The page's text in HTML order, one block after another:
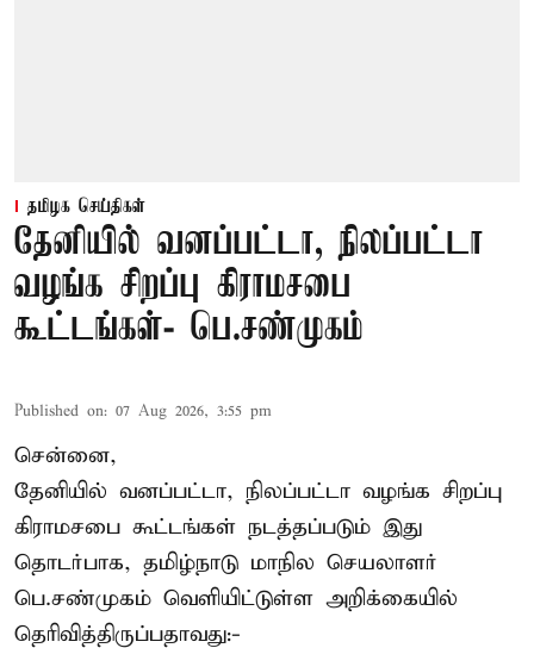
தமிழக செய்திகள்
தேனியில் வனப்பட்டா, நிலப்பட்டா
வழங்க சிறப்பு கிராமசபை
கூட்டங்கள்- பெ.சண்முகம்
Published on: 07 Aug 2026, 3:55 pm
சென்னை,
தேனியில் வனப்பட்டா, நிலப்பட்டா வழங்க சிறப்பு
கிராமசபை கூட்டங்கள் நடத்தப்படும் இது
தொடர்பாக, தமிழ்நாடு மாநில செயலாளர்
பெ.சண்முகம் வெளியிட்டுள்ள அறிக்கையில்
தெரிவித்திருப்பதாவது:-